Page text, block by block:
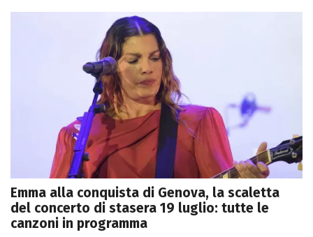
Emma alla conquista di Genova, la scaletta
del concerto di stasera 19 luglio: tutte le
canzoni in programma